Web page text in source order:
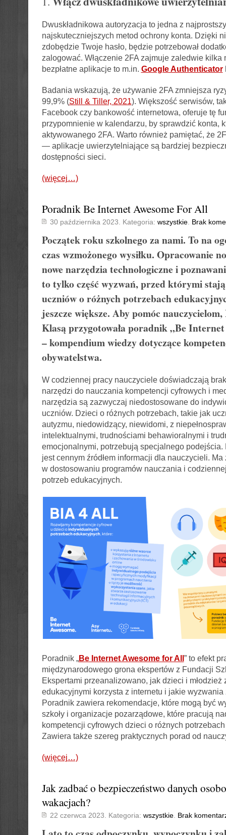
Dwuskładnikowa autoryzacja to jedna z
najskuteczniejszych metod ochrony konta. Dzięki
zdobędzie Twoje hasło, będzie potrzebował
zalogować. Włączenie 2FA zajmuje zaledwie kilka
bezpłatne aplikacje to m.in. Google Authenticator
Badania wskazują, że używanie 2FA zmniejsza
99,9% (Still & Tiller, 2021). Większość serwisów,
Facebook czy bankowość internetowa, oferuje tę
przypomnienie w kalendarzu, by sprawdzić konta,
aktywowanego 2FA. Warto również pamiętać, że
— aplikacje uwierzytelniające są bardziej
dostępności sieci.
(więcej…)
Poradnik Be Internet Awesome For All
30 października 2023. Kategoria: wszystkie. Brak
Początek roku szkolnego za nami. To na
czas wzmożonego wysiłku. Opracowanie
nowe narzędzia technologiczne i
to tylko część wyzwań, przed którymi
uczniów o różnych potrzebach
jeszcze większe. Aby pomóc
Klasą przygotowała poradnik „Be
– kompendium wiedzy dotyczące
obywatelstwa.
W codziennej pracy nauczyciele doświadczają
narzędzi do nauczania kompetencji cyfrowych i
narzędzia są zazwyczaj niedostosowane do
uczniów. Dzieci o różnych potrzebach, takie jak
autyzmu, niedowidzący, niewidomi, z
intelektualnymi, trudnościami behawioralnymi i
emocjonalnymi, potrzebują specjalnego podejścia.
jest cennym źródłem informacji dla nauczycieli.
w dostosowaniu programów nauczania i
potrzeb edukacyjnych.
Poradnik „Be Internet Awesome for All ” to efekt
międzynarodowego grona ekspertów z Fundacji
Ekspertami przeanalizowano, jak dzieci i młodzież
edukacyjnymi korzysta z internetu i jakie wyzwania
Poradnik zawiera rekomendacje, które mogą być
szkoły i organizacje pozarządowe, które pracują
kompetencji cyfrowych dzieci o różnych
Zawiera także szereg praktycznych porad od
(więcej…)
Jak zadbać o bezpieczeństwo danych
wakacjach?
22 czerwca 2023. Kategoria: wszystkie. Brak